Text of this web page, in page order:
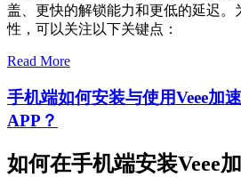
盖、更快的解锁能力和更低的延迟。
性，可以关注以下关键点：
Read More
手机端如何安装与使用Veee加
APP？
如何在手机端安装Veee